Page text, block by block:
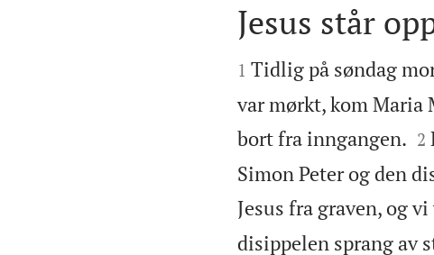

Jesus står

1 Tidlig på søndag
var mørkt, kom Maria
bort fra inngangen.
2
Simon Peter og den
Jesus fra graven, og
disippelen sprang av